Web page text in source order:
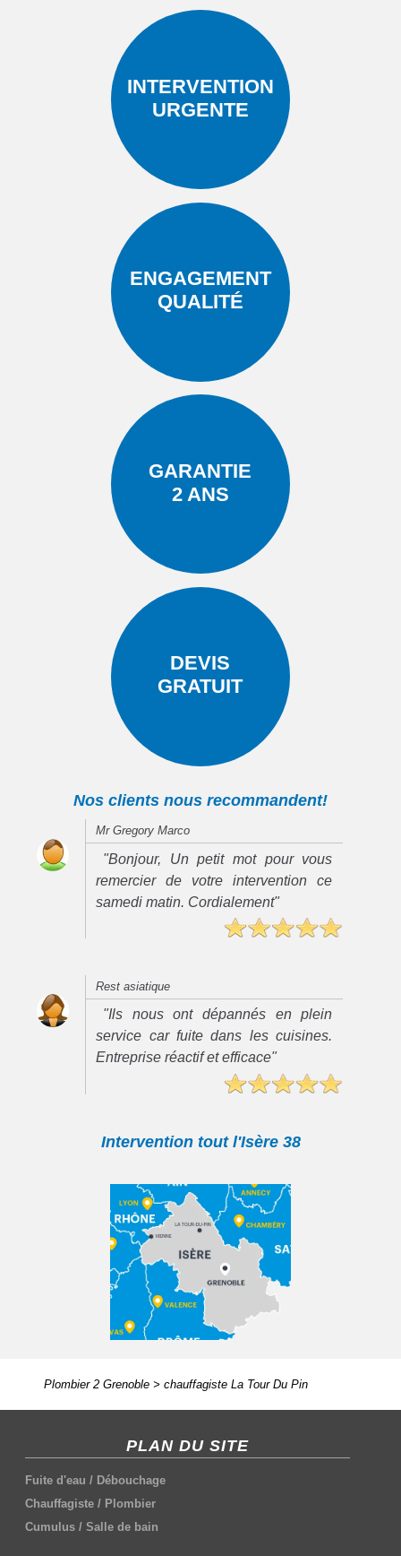
INTERVENTION
URGENTE
ENGAGEMENT
QUALITÉ
GARANTIE
2 ANS
DEVIS
GRATUIT
Nos clients nous recommandent!
Mr Gregory Marco
"Bonjour, Un petit mot pour vous
remercier de votre intervention ce
samedi matin. Cordialement"
Rest asiatique
"Ils nous ont dépannés en plein
service car fuite dans les cuisines.
Entreprise réactif et efficace"
Intervention tout l'Isère 38
Plombier 2 Grenoble> chauffagiste La Tour Du Pin
PLAN DU SITE
Fuite d'eau / Débouchage
Chauffagiste / Plombier
Cumulus /Salle de bain